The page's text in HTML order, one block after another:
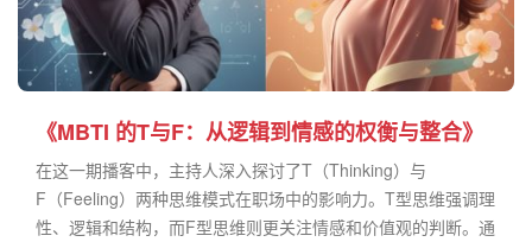
《MBTI 的T与F：从逻辑到情感的权衡与整合》
在这一期播客中，主持人深入探讨了T（Thinking）与
F（Feeling）两种思维模式在职场中的影响力。T型思维强调理
性、逻辑和结构，而F型思维则更关注情感和价值观的判断。通